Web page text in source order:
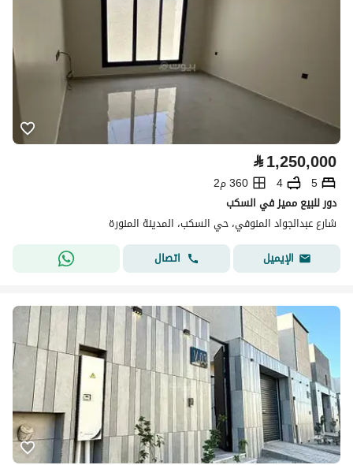
⃁1,250,000
5
4
360 م2
دور للبيع مميز في السكب
شارع عبدالجواد المنوفي، حي السكب، المدينة المنورة
الإيميل
اتصال